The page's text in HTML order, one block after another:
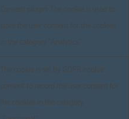
Consent plugin. The cookie is used to
store the user consent for the cookies
in the category "Analytics".
The cookie is set by GDPR cookie
consent to record the user consent for
the cookies in the category